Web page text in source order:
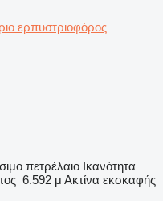
ερπυστριοφόρος
πετρέλαιο Ικανότητα
6.592 μ Ακτίνα εκσκαφής